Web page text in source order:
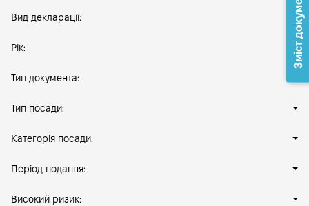
Вид декларації:
Рік:
Тип документа:
Тип посади:
Категорія посади:
Період подання:
Високий ризик:
Зміст документа